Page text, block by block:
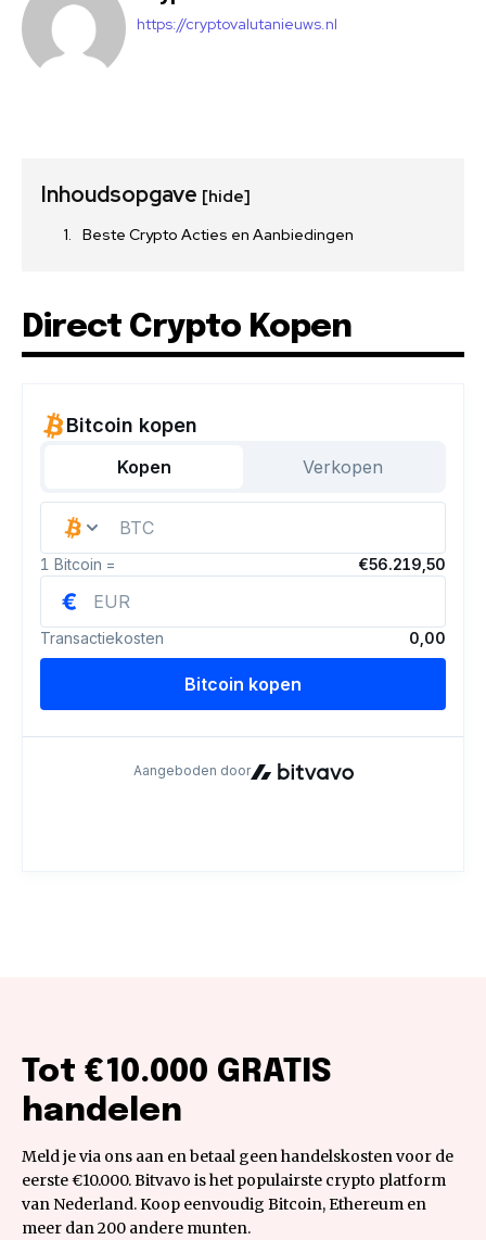
https://cryptovalutanieuws.nl
Inhoudsopgave [hide]
Beste Crypto Acties en Aanbiedingen
Direct Crypto Kopen
Tot €10.000 GRATIS
handelen
Meld je via ons aan en betaal geen handelskosten voor de
eerste €10.000. Bitvavo is het populairste crypto platform
van Nederland. Koop eenvoudig Bitcoin, Ethereum en
meer dan 200 andere munten.